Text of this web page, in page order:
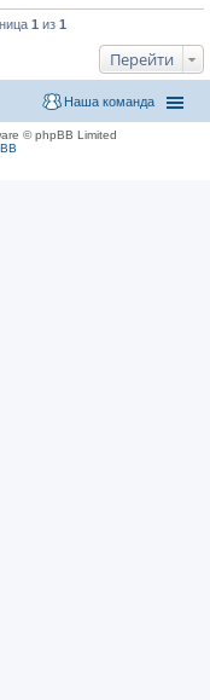
1 из 1
Перейти
Наша команда
© phpBB Limited